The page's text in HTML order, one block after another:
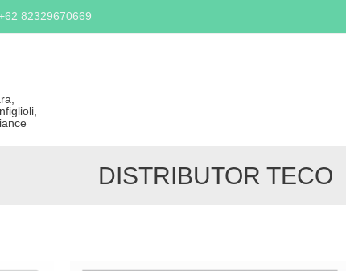
82329670669
DISTRIBUTOR TECO